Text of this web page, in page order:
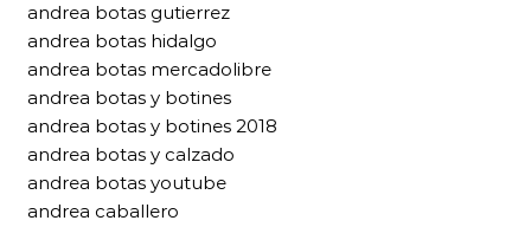
andrea botas gutierrez
andrea botas hidalgo
andrea botas mercadolibre
andrea botas y botines
andrea botas y botines 2018
andrea botas y calzado
andrea botas youtube
andrea caballero